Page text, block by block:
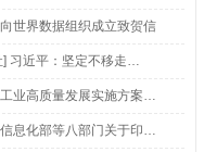
世界数据组织成立致贺信
] 习近平：坚定不移走…
工业高质量发展实施方案…
息化部等八部门关于印…